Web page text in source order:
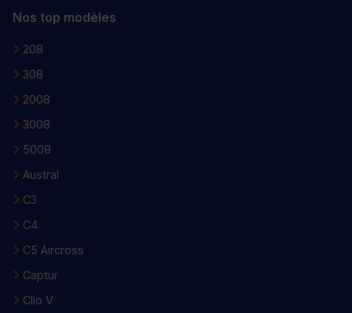
Nos top modèles
208
308
2008
3008
5008
Austral
C3
C4
C5 Aircross
Captur
Clio V